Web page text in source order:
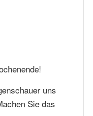
uns
Sie das